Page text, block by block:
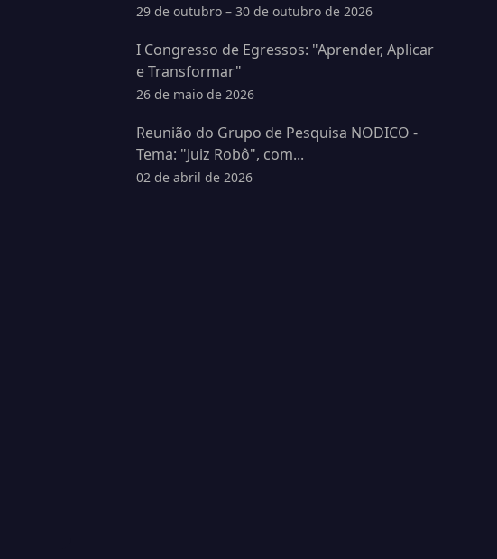
29 de outubro – 30 de outubro de 2026
I Congresso de Egressos: "Aprender, Aplicar
e Transformar"
26 de maio de 2026
Reunião do Grupo de Pesquisa NODICO -
Tema: "Juiz Robô", com...
02 de abril de 2026